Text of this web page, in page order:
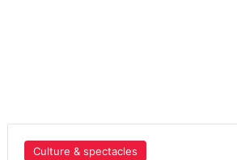
Culture & spectacles